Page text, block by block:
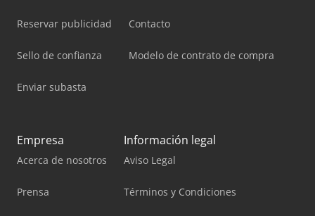
Reservar publicidad
Sello de confianza
Enviar subasta
Contacto
Modelo de contrato de compra
Empresa
Acerca de nosotros
Prensa
Información legal
Aviso Legal
Términos y Condiciones